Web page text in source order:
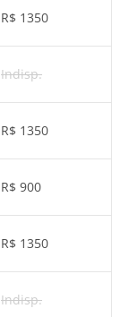
R$ 1350
Indisp.
R$ 1350
R$ 900
R$ 1350
Indisp.